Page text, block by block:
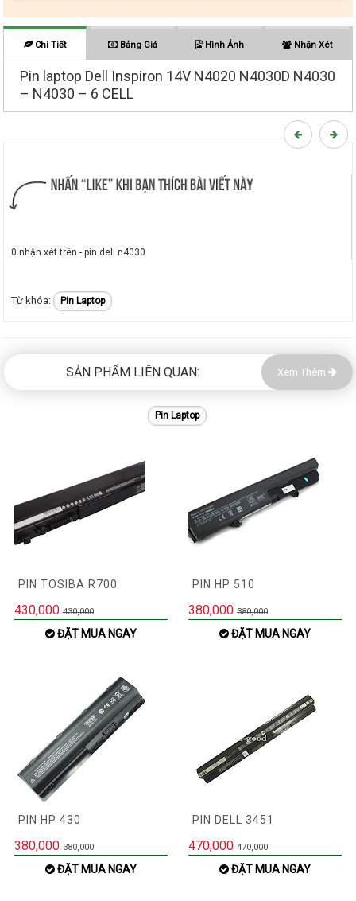
Chi Tiết Bảng Giá Hình Ảnh Nhận Xét
Pin laptop Dell Inspiron 14V N4020 N4030D N4030
– N4030 – 6 CELL
0 nhận xét trên - pin dell n4030
Pin Laptop
SẢN PHẨM LIÊN QUAN: Xem Thêm
Pin Laptop
PIN TOSIBA R700
430,000 430,000
ĐẶT MUA NGAY
PIN HP 510
380,000 380,000
ĐẶT MUA NGAY
PIN HP 430
380,000 380,000
ĐẶT MUA NGAY
PIN DELL 3451
470,000 470,000
ĐẶT MUA NGAY